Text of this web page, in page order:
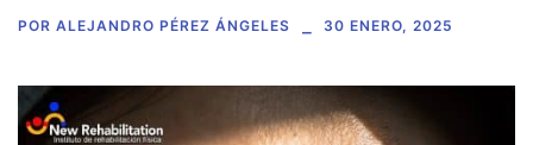
POR ALEJANDRO PÉREZ ÁNGELES 30 ENERO, 2025